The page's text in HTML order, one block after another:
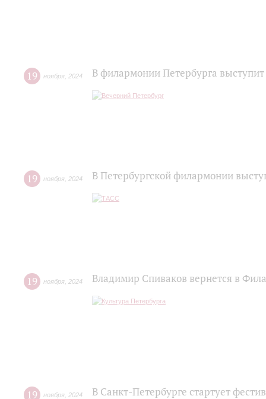
19 ноября 2024 В филармонии Петербурга
19 ноября 2024 В Петербургской филармонии
19 ноября 2024 Владимир Спиваков вернется в
19 ноября 2024 В Санкт-Петербурге стартует